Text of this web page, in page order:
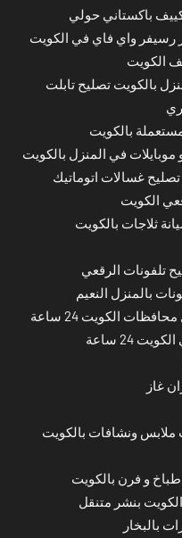
باكستاني حولي
رسيفر واي فاي في الكويت
الكويت
بالكويت تصليح تابلت
بالكويت
في المنزل بالكويت
غسالات اتوماتيك
الكويت
ثلاجات بالكويت
تلفونات الرقعي
بالمنزل النعيم
الكويت 24 ساعة
24 ساعة
غاز
ملابس ونشافات بالكويت
و فرن بالكويت
بنشر متنقل
بالبخار